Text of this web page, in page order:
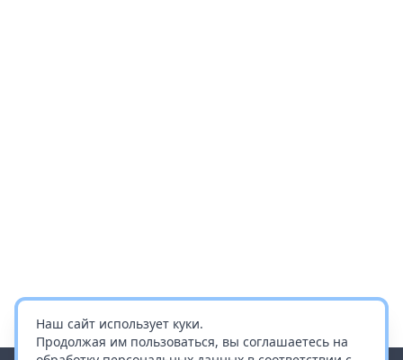
Наш сайт использует куки.
Продолжая им пользоваться, вы соглашаетесь на